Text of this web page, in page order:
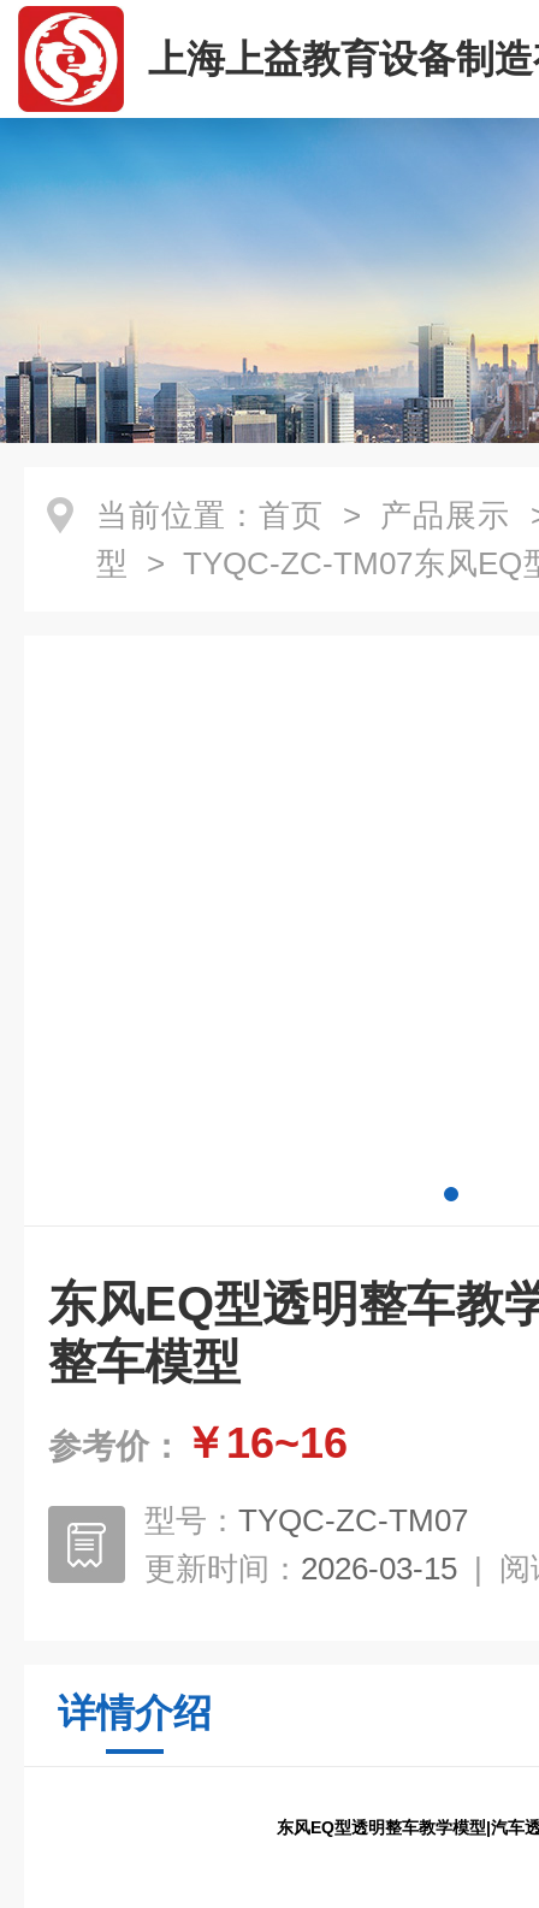
上海上益教育设备制
司
当前位置： 首页 > 产品展示
型 > TYQC-ZC-TM07东风EQ
东风EQ型透明整车教
整车模型
参考价： ￥16~16
型号： TYQC-ZC-TM07
更新时间： 2026-03-15 | 阅
详情介绍
东风EQ型透明整车教学模型|汽车